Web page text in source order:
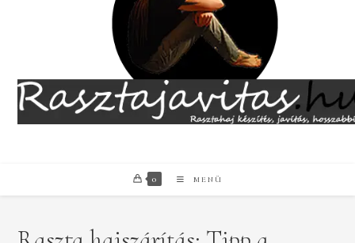
0 MENÜ